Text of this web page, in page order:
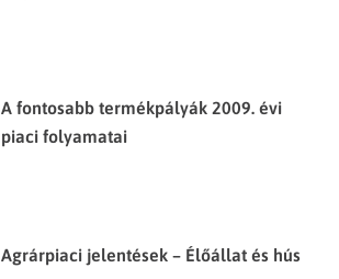
A fontosabb termékpályák 2009. évi
piaci folyamatai
Agrárpiaci jelentések – Élőállat és hús